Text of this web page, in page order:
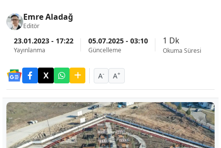
Emre Aladağ
Editör
23.01.2023 - 17:22
Yayınlanma
05.07.2025 - 03:10
Güncelleme
1 Dk
Okuma Süresi
A- A+